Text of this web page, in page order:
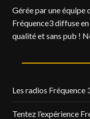
Gérée par une équipe
Fréquence3 diffuse
qualité et sans pub !
Les radios Fréquence
Tentez l’expérience